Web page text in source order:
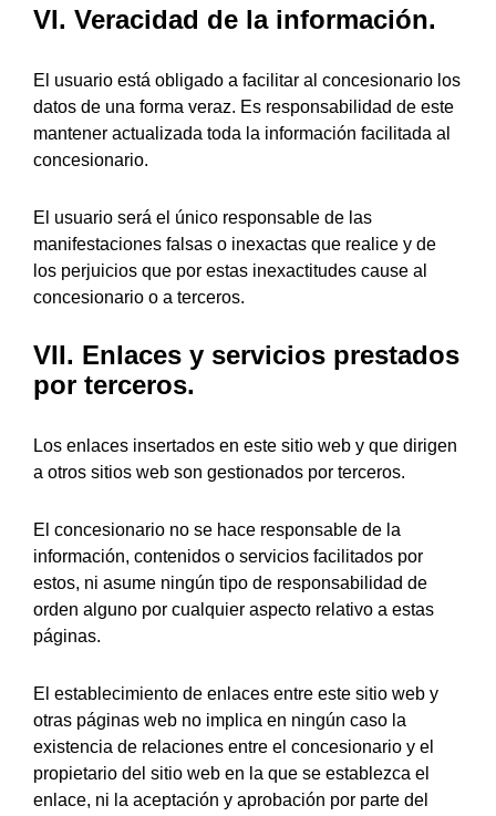
VI. Veracidad de la información.
El usuario está obligado a facilitar al concesionario los
datos de una forma veraz. Es responsabilidad de este
mantener actualizada toda la información facilitada al
concesionario.
El usuario será el único responsable de las
manifestaciones falsas o inexactas que realice y de
los perjuicios que por estas inexactitudes cause al
concesionario o a terceros.
VII. Enlaces y servicios prestados
por terceros.
Los enlaces insertados en este sitio web y que dirigen
a otros sitios web son gestionados por terceros.
El concesionario no se hace responsable de la
información, contenidos o servicios facilitados por
estos, ni asume ningún tipo de responsabilidad de
orden alguno por cualquier aspecto relativo a estas
páginas.
El establecimiento de enlaces entre este sitio web y
otras páginas web no implica en ningún caso la
existencia de relaciones entre el concesionario y el
propietario del sitio web en la que se establezca el
enlace, ni la aceptación y aprobación por parte del